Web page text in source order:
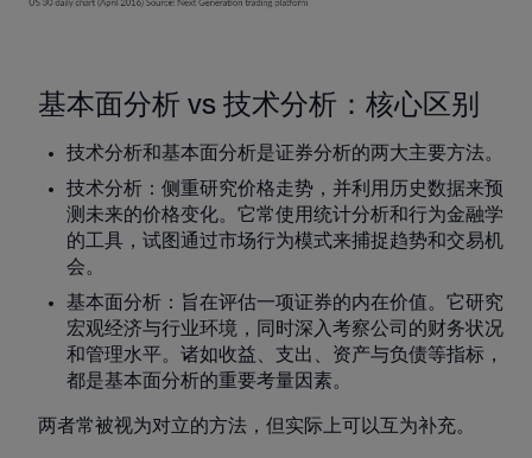
基本面分析 vs 技术分析：核心区别
技术分析和基本面分析是证券分析的两大主要方法。
技术分析：侧重研究价格走势，并利用历史数据来预
测未来的价格变化。它常使用统计分析和行为金融学
的工具，试图通过市场行为模式来捕捉趋势和交易机
会。
基本面分析：旨在评估一项证券的内在价值。它研究
宏观经济与行业环境，同时深入考察公司的财务状况
和管理水平。诸如收益、支出、资产与负债等指标，
都是基本面分析的重要考量因素。
两者常被视为对立的方法，但实际上可以互为补充。